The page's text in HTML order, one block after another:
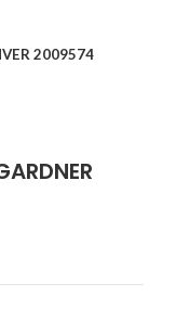
2009574